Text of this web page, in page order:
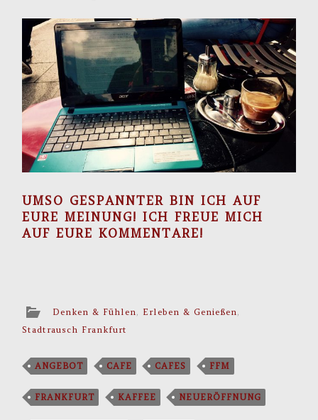
UMSO GESPANNTER BIN ICH AUF
EURE MEINUNG! ICH FREUE MICH
AUF EURE KOMMENTARE!
Denken & Fühlen, Erleben & Genießen,
Stadtrausch Frankfurt
ANGEBOT CAFE CAFES FFM
FRANKFURT KAFFEE NEUERÖFFNUNG